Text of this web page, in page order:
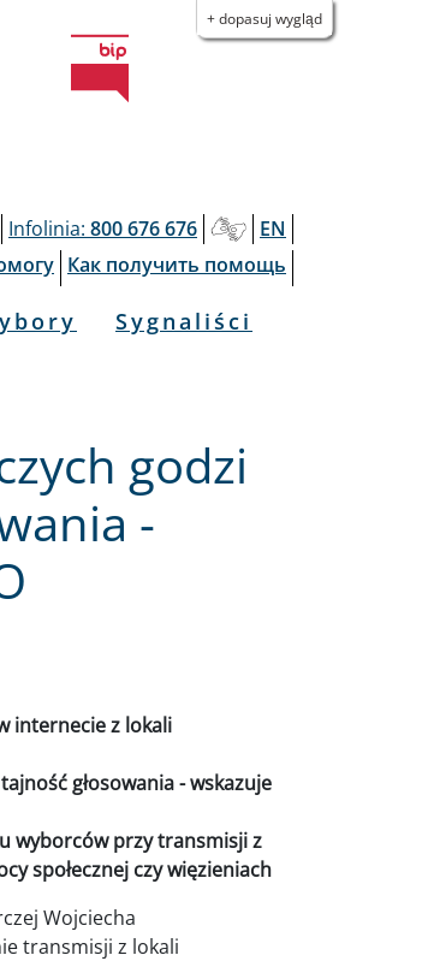
+ dopasuj wygląd
Infolinia: 800 676 676
EN
Как получить помощь
Sygnaliści
godzi
-
internecie z lokali
głosowania - wskazuje
wyborców przy transmisji z
społecznej czy więzieniach
Wojciecha
transmisji z lokali